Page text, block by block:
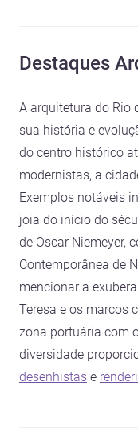
Destaques
A arquitetura do Rio
sua história e
do centro histórico
modernistas, a
Exemplos notáveis
joia do início do
de Oscar Niemeyer,
Contemporânea de
mencionar a
Teresa e os marcos
zona portuária com
diversidade
desenhistas e